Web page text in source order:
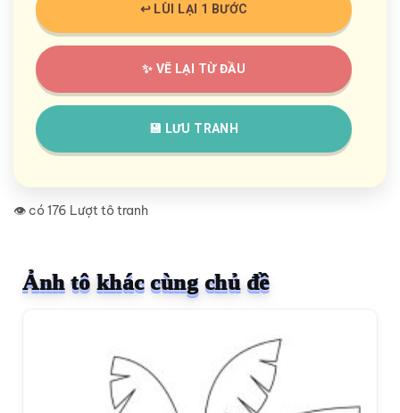
↩️ LÙI LẠI 1 BƯỚC
✨ VẼ LẠI TỪ ĐẦU
💾 LƯU TRANH
👁️ có 176 Lượt tô tranh
Ảnh tô khác cùng chủ đề